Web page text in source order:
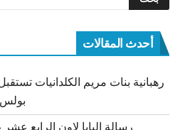
أحدث المقالات
رهبانية بنات مريم الكلدانيات
بولس